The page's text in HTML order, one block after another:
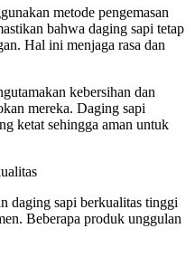
metode pengemasan
bahwa daging sapi tetap
Hal ini menjaga rasa dan
kebersihan dan
mereka. Daging sapi
ketat sehingga aman untuk
daging sapi berkualitas tinggi
Beberapa produk unggulan